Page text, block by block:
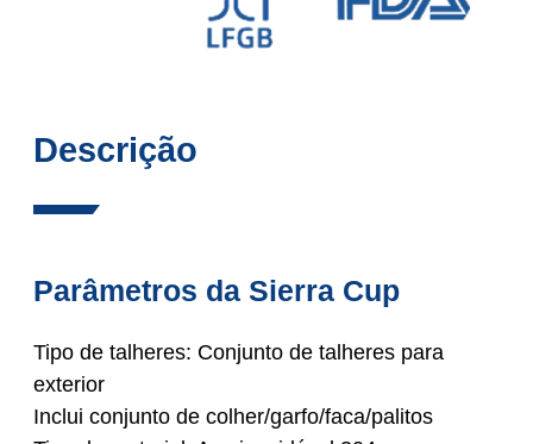
Descrição
Parâmetros da Sierra Cup
Tipo de talheres: Conjunto de talheres para
exterior
Inclui conjunto de colher/garfo/faca/palitos